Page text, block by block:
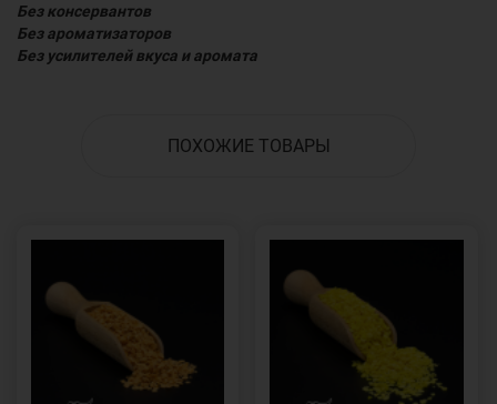
Без консервантов
Без ароматизаторов
Без усилителей вкуса и аромата
ПОХОЖИЕ ТОВАРЫ